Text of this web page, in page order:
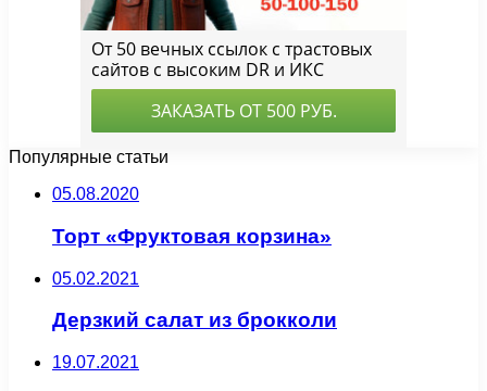
Популярные статьи
05.08.2020
Торт «Фруктовая корзина»
05.02.2021
Дерзкий салат из брокколи
19.07.2021